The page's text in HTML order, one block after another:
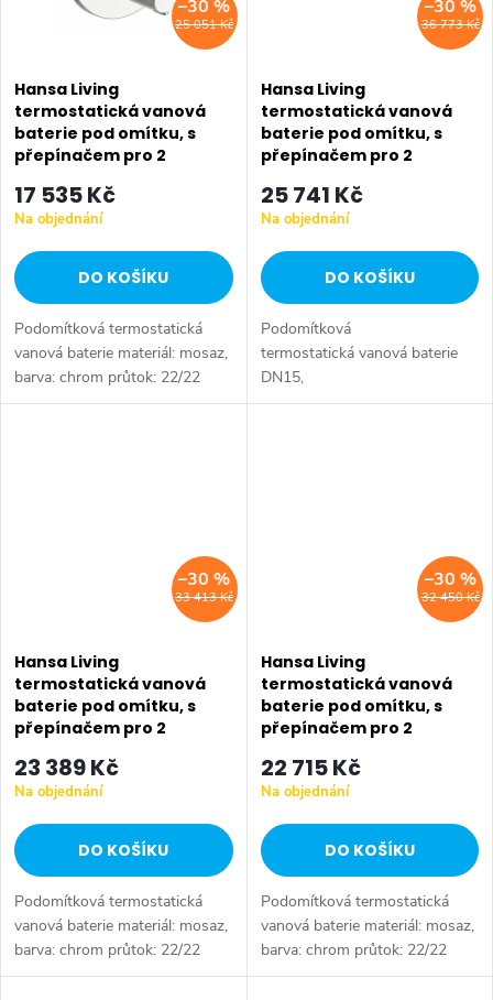
25 051 Kč
–30 %
Hansa Living
termostatická vanová
baterie pod omítku, s
přepínačem pro 2
17 535 Kč
Na objednání
DO KOŠÍKU
Podomítková termostatická
vanová baterie materiál: mosaz,
barva: chrom průtok: 22/22
l/min (vana/sprcha) pro 2
36 773 Kč
–30 %
Hansa Living
termostatická vanová
baterie pod omítku, s
přepínačem pro 2
25 741 Kč
Na objednání
DO KOŠÍKU
Podomítková
termostatická vanová baterie
DN15,
s dvoucestným přepínačem
33 413 Kč
–30 %
Hansa Living
termostatická vanová
baterie pod omítku, s
přepínačem pro 2
23 389 Kč
Na objednání
DO KOŠÍKU
Podomítková termostatická
vanová baterie materiál: mosaz,
barva: chrom průtok: 22/22
l/min (vana/sprcha) pro 2
32 450 Kč
–30 %
Hansa Living
termostatická vanová
baterie pod omítku, s
přepínačem pro 2
22 715 Kč
Na objednání
DO KOŠÍKU
Podomítková termostatická
vanová baterie materiál: mosaz,
barva: chrom průtok: 22/22
l/min (vana/sprcha) pro 2